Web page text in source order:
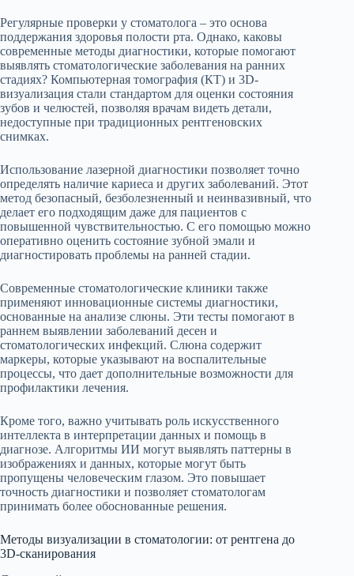
Регулярные проверки у стоматолога – это основа
поддержания здоровья полости рта. Однако, каковы
современные методы диагностики, которые помогают
выявлять стоматологические заболевания на ранних
стадиях? Компьютерная томография (КТ) и 3D-
визуализация стали стандартом для оценки состояния
зубов и челюстей, позволяя врачам видеть детали,
недоступные при традиционных рентгеновских
снимках.
Использование лазерной диагностики позволяет точно
определять наличие кариеса и других заболеваний. Этот
метод безопасный, безболезненный и неинвазивный, что
делает его подходящим даже для пациентов с
повышенной чувствительностью. С его помощью можно
оперативно оценить состояние зубной эмали и
диагностировать проблемы на ранней стадии.
Современные стоматологические клиники также
применяют инновационные системы диагностики,
основанные на анализе слюны. Эти тесты помогают в
раннем выявлении заболеваний десен и
стоматологических инфекций. Слюна содержит
маркеры, которые указывают на воспалительные
процессы, что дает дополнительные возможности для
профилактики лечения.
Кроме того, важно учитывать роль искусственного
интеллекта в интерпретации данных и помощь в
диагнозе. Алгоритмы ИИ могут выявлять паттерны в
изображениях и данных, которые могут быть
пропущены человеческим глазом. Это повышает
точность диагностики и позволяет стоматологам
принимать более обоснованные решения.
Методы визуализации в стоматологии: от рентгена до
3D-сканирования